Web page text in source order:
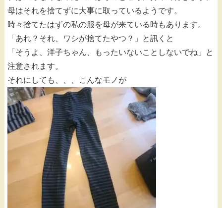
母はそれを捨てずに大事に取っているようです。
時々捨てたはずの私の服を母が来ている時もあります。
「あれ？それ、ワシが捨てたやつ？」と訊くと
「そうよ、洋子ちゃん、もったいないことしないでね」と
注意されます。
それにしても、、、こんなモノが